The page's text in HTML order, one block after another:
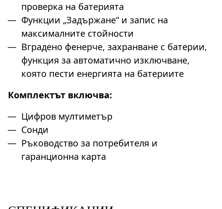
проверка на батерията
Функции „Задържане“ и запис на
максималните стойности
Вградено фенерче, захранване с батерии,
функция за автоматично изключване,
която пести енергията на батериите
Комплектът включва:
Цифров мултиметър
Сонди
Ръководство за потребителя и
гаранционна карта